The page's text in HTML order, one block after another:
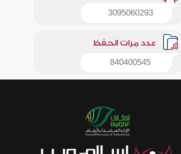
3095060293
عدد مرات الحفظ
840400545